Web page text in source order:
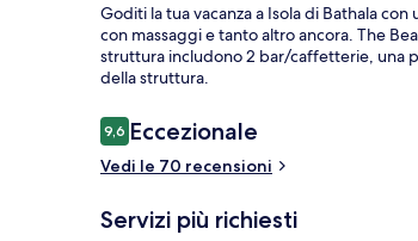
Goditi la tua vacanza a Isola di Bathala
con massaggi e tanto altro ancora. The
struttura includono 2 bar/caffetterie, una
della struttura.
Recensioni
9,69,6 su 10
Eccezionale
Vedi le 70 recensioni
Servizi più richiesti